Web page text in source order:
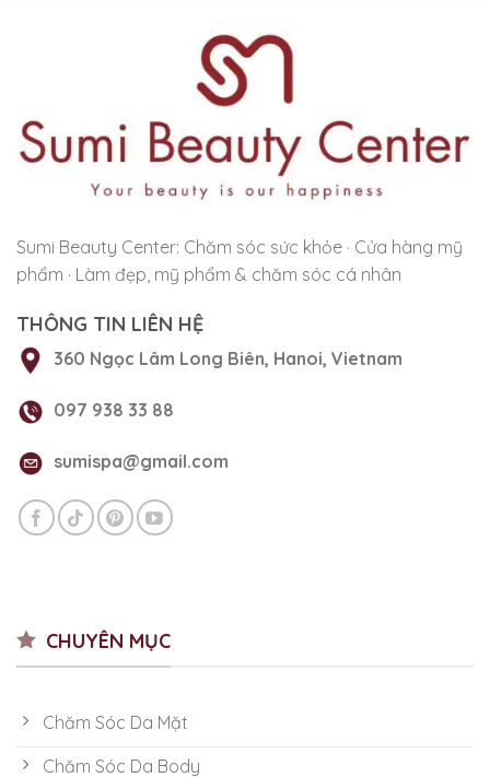
Sumi Beauty Center: Chăm sóc sức khỏe · Cửa hàng mỹ
phẩm · Làm đẹp, mỹ phẩm & chăm sóc cá nhân
THÔNG TIN LIÊN HỆ
360 Ngọc Lâm Long Biên, Hanoi, Vietnam
097 938 33 88
sumispa@gmail.com
CHUYÊN MỤC
Chăm Sóc Da Mặt
Chăm Sóc Da Body